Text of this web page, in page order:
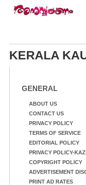
KERALA
GENERAL
ABOUT US
CONTACT US
PRIVACY POLICY
TERMS OF SERVICE
EDITORIAL POLICY
PRIVACY POLICY-
COPYRIGHT POLICY
ADVERTISEMENT
PRINT AD RATES